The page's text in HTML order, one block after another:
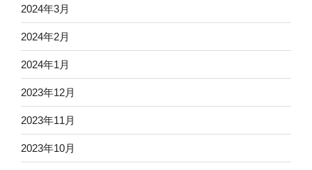
2024年3月
2024年2月
2024年1月
2023年12月
2023年11月
2023年10月